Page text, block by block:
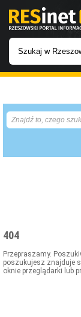
INWESTYCJE
IMPREZY
404
Przepraszamy.
poszukujesz znajduje
oknie przeglądarki lub